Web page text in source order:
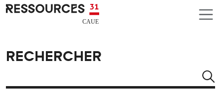
Aller au contenu principal
CAUE RESSOURCES 31
RECHERCHER